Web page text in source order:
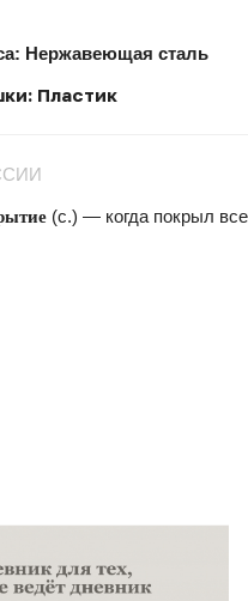
Нержавеющая сталь
Пластик
(с.) — когда покрыл